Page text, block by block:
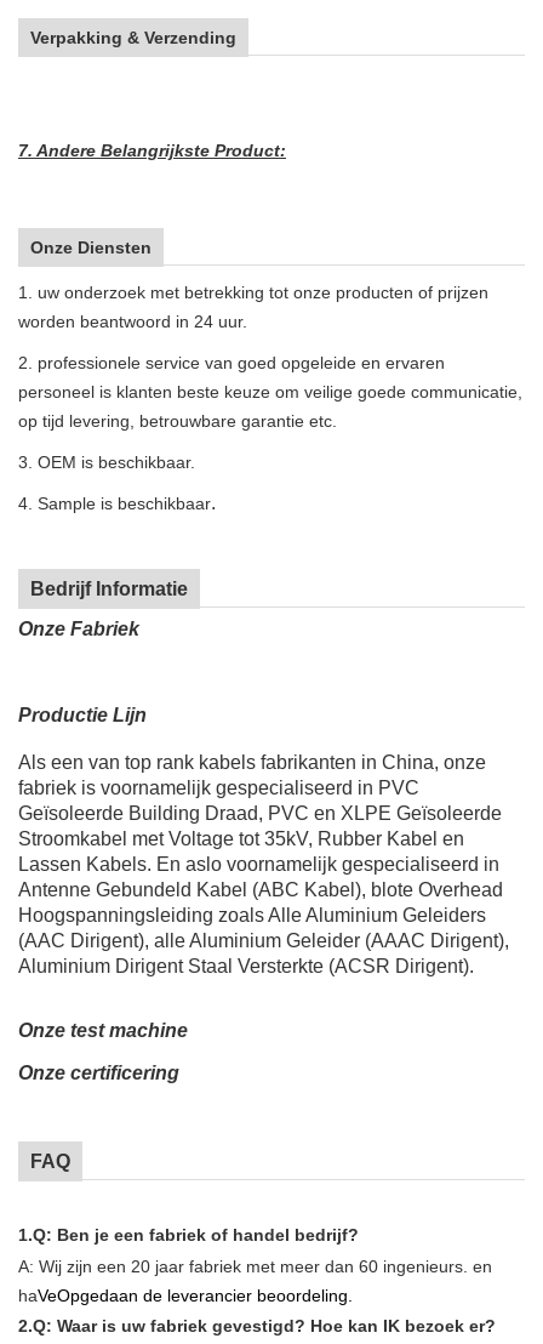
Verpakking & Verzending
7. Andere Belangrijkste Product:
Onze Diensten
1. uw onderzoek met betrekking tot onze producten of prijzen
worden beantwoord in 24 uur.
2. professionele service van goed opgeleide en ervaren
personeel is klanten beste keuze om veilige goede communicatie,
op tijd levering, betrouwbare garantie etc.
3. OEM is beschikbaar.
4. Sample is beschikbaar.
Bedrijf Informatie
Onze Fabriek
Productie Lijn
Als een van top rank kabels fabrikanten in China, onze
fabriek is voornamelijk gespecialiseerd in PVC
Geïsoleerde Building Draad, PVC en XLPE Geïsoleerde
Stroomkabel met Voltage tot 35kV, Rubber Kabel en
Lassen Kabels. En aslo voornamelijk gespecialiseerd in
Antenne Gebundeld Kabel (ABC Kabel), blote Overhead
Hoogspanningsleiding zoals Alle Aluminium Geleiders
(AAC Dirigent), alle Aluminium Geleider (AAAC Dirigent),
Aluminium Dirigent Staal Versterkte (ACSR Dirigent).
Onze test machine
Onze certificering
FAQ
1.Q: Ben je een fabriek of handel bedrijf?
A: Wij zijn een 20 jaar fabriek met meer dan 60 ingenieurs. en
haVeOpgedaan de leverancier beoordeling.
2.Q: Waar is uw fabriek gevestigd? Hoe kan IK bezoek er?